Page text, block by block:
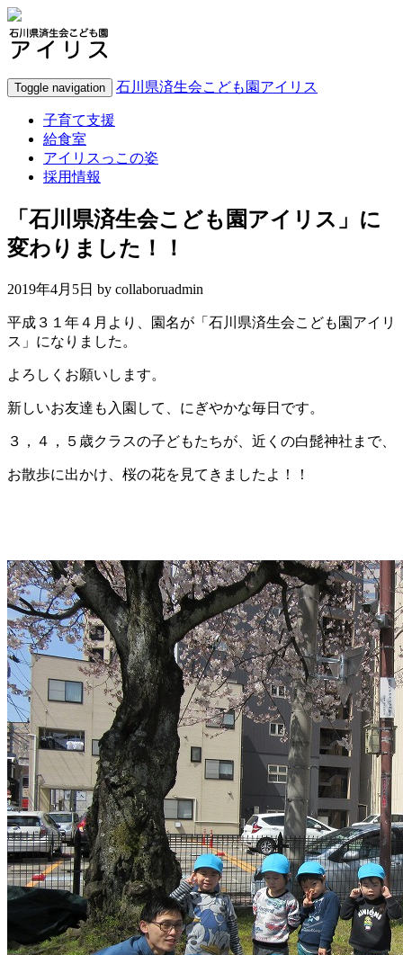
Toggle navigation 石川県済生会こども園アイリス
子育て支援
給食室
アイリスっこの姿
採用情報
「石川県済生会こども園アイリス」に
変わりました！！
2019年4月5日 by collaboruadmin
平成３１年４月より、園名が「石川県済生会こども園アイリ
ス」になりました。
よろしくお願いします。
新しいお友達も入園して、にぎやかな毎日です。
３，４，５歳クラスの子どもたちが、近くの白髭神社まで、
お散歩に出かけ、桜の花を見てきましたよ！！